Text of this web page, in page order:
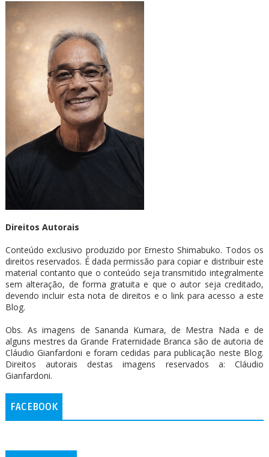
Direitos Autorais
Conteúdo exclusivo produzido por Ernesto Shimabuko. Todos os
direitos reservados. É dada permissão para copiar e distribuir este
material contanto que o conteúdo seja transmitido integralmente
sem alteração, de forma gratuita e que o autor seja creditado,
devendo incluir esta nota de direitos e o link para acesso a este
Blog.
Obs. As imagens de Sananda Kumara, de Mestra Nada e de
alguns mestres da Grande Fraternidade Branca são de autoria de
Cláudio Gianfardoni e foram cedidas para publicação neste Blog.
Direitos autorais destas imagens reservados a: Cláudio
Gianfardoni.
FACEBOOK